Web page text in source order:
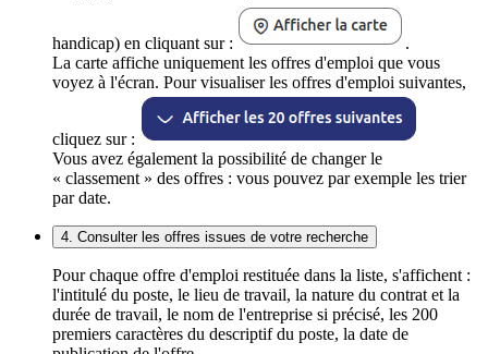
handicap) en cliquant sur :
.
La carte affiche uniquement les offres d'emploi que vous
voyez à l'écran. Pour visualiser les offres d'emploi suivantes,
cliquez sur :
Vous avez également la possibilité de changer le
« classement » des offres : vous pouvez par exemple les trier
par date.
4. Consulter les offres issues de votre recherche
Pour chaque offre d'emploi restituée dans la liste, s'affichent :
l'intitulé du poste, le lieu de travail, la nature du contrat et la
durée de travail, le nom de l'entreprise si précisé, les 200
premiers caractères du descriptif du poste, la date de